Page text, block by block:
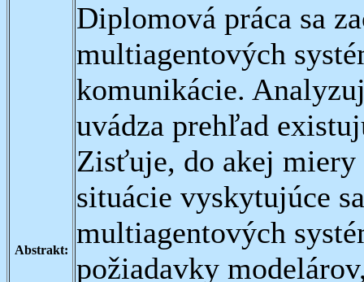
Abstrakt:
Diplomová práca sa
multiagentových
komunikácie.
uvádza prehľad
Zisťuje, do akej miery
situácie vyskytujúce
multiagentových
požiadavky